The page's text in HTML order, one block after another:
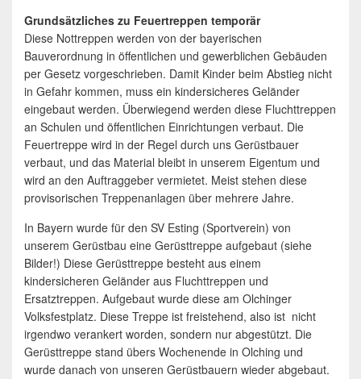
Grundsätzliches zu Feuertreppen temporär
Diese Nottreppen werden von der bayerischen
Bauverordnung in öffentlichen und gewerblichen Gebäuden
per Gesetz vorgeschrieben. Damit Kinder beim Abstieg nicht
in Gefahr kommen, muss ein kindersicheres Geländer
eingebaut werden. Überwiegend werden diese Fluchttreppen
an Schulen und öffentlichen Einrichtungen verbaut. Die
Feuertreppe wird in der Regel durch uns Gerüstbauer
verbaut, und das Material bleibt in unserem Eigentum und
wird an den Auftraggeber vermietet. Meist stehen diese
provisorischen Treppenanlagen über mehrere Jahre.
In Bayern wurde für den SV Esting (Sportverein) von
unserem Gerüstbau eine Gerüsttreppe aufgebaut (siehe
Bilder!) Diese Gerüsttreppe besteht aus einem
kindersicheren Geländer aus Fluchttreppen und
Ersatztreppen. Aufgebaut wurde diese am Olchinger
Volksfestplatz. Diese Treppe ist freistehend, also ist nicht
irgendwo verankert worden, sondern nur abgestützt. Die
Gerüsttreppe stand übers Wochenende in Olching und
wurde danach von unseren Gerüstbauern wieder abgebaut.